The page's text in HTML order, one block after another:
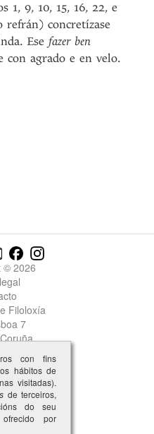
1, 9, 10, 15, 16, 22, e
refrán) concretízase
Esefazer ben
con agrado e en velo.
© 2026
Filoloxía
7
con fins
hábitos de
visitadas).
de terceiros,
do seu
por